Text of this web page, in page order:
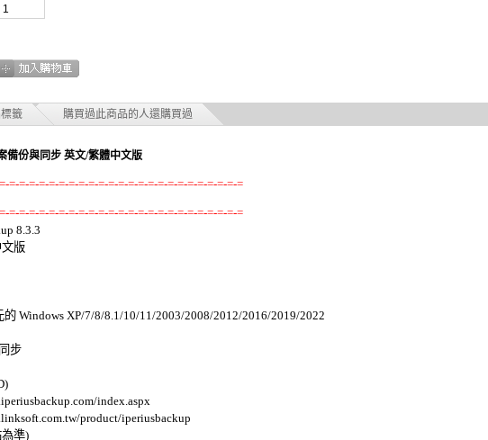
籤 購買過此商品的人還購買過
備份與同步 英文/繁體中文版
=-=-=-=-=-=-=-=-=-=-=-=-=-=-=-=-=-=-=-=-=-=-=-=
=-=-=-=-=-=-=-=-=-=-=-=-=-=-=-=-=-=-=-=-=-=-=-=
8.3.3
版
Windows XP/7/8/8.1/10/11/2003/2008/2012/2016/2019/2022
步
index.aspx
product/iperiusbackup